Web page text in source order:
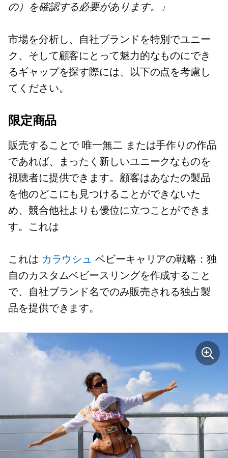
の）を確認する必要があります。」
市場を分析し、自社ブランドを特別でユニー
ク、そして顧客にとって魅力的なものにでき
るギャップを探す際には、以下の点を考慮し
てください。
限定商品
販売することで唯一無二 または手作りの作品
であれば、まったく新しいユニークなものを
視聴者に提供できます。顧客はあなたの製品
を他のどこにも見つけることができないた
め、競合他社よりも優位に立つことができま
す。これは
これは カラウシュ ベビーキャリアの戦略：独
自のカスタムベビースリングを作成すること
で、自社ブランド名でのみ販売される独占製
品を提供できます。